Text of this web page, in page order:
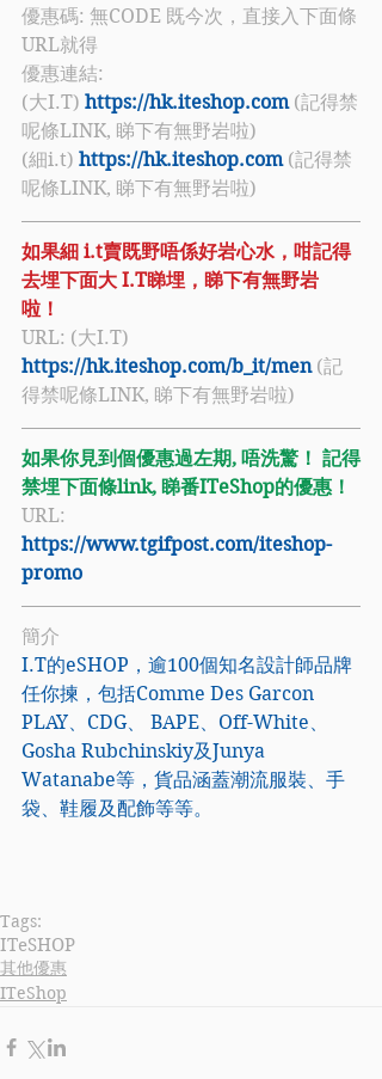
優惠碼: 無CODE 既今次，直接入下面條
URL就得
優惠連結:
(大I.T) https://hk.iteshop.com (記得禁
呢條LINK, 睇下有無野岩啦)
(細i.t) https://hk.iteshop.com (記得禁
呢條LINK, 睇下有無野岩啦)
如果細 i.t賣既野唔係好岩心水，咁記得
去埋下面大 I.T睇埋，睇下有無野岩
啦！
URL: (大I.T)
https://hk.iteshop.com/b_it/men (記
得禁呢條LINK, 睇下有無野岩啦)
如果你見到個優惠過左期, 唔洗驚！ 記得
禁埋下面條link, 睇番ITeShop的優惠！
URL:
https://www.tgifpost.com/iteshop-
promo
簡介
I.T的eSHOP，逾100個知名設計師品牌
任你揀，包括Comme Des Garcon
PLAY、CDG、 BAPE、Off-White、
Gosha Rubchinskiy及Junya
Watanabe等，貨品涵蓋潮流服裝、手
袋、鞋履及配飾等等。
Tags:
ITeSHOP
其他優惠
ITeShop